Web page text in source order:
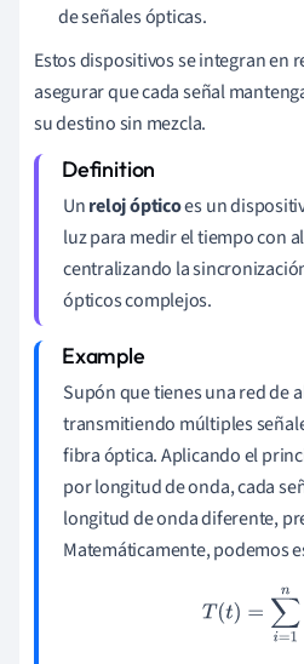
de señales ópticas.
Estos dispositivos se integran en
asegurar que cada señal
su destino sin mezcla.
Unreloj ópticoes un
luz para medir el tiempo con
centralizando la
ópticos complejos.
Supón que tienes una red de
transmitiendo múltiples
fibra óptica. Aplicando el
por longitud de onda, cada
longitud de onda diferente,
Matemáticamente, podemos
T( ∑i=1n